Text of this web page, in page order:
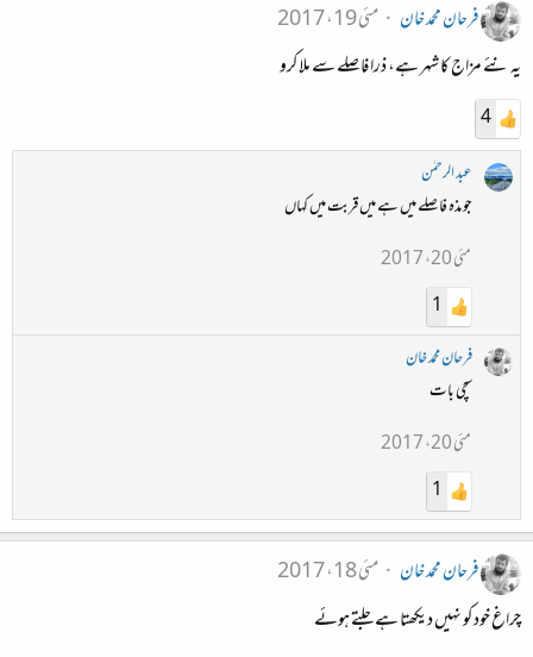
فرحان محمد خان
مئی 19، 2017
یہ نئے مزاج کا شہر ہے، ذرا فاصلے سے ملا کرو
4
عبد الرحمٰن
جو مذہ فاصلے میں ہے میں قربت میں کہاں
مئی 20، 2017
1
فرحان محمد خان
سچی بات
مئی 20، 2017
1
فرحان محمد خان
مئی 18، 2017
چراغ خود کو نہیں دیکھتا ہے جلتے ہوئے